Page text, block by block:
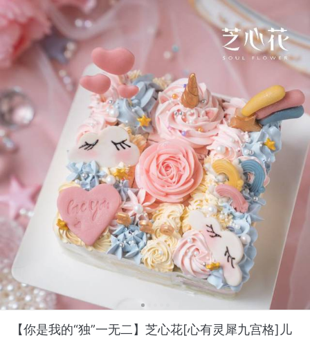
【你是我的“独”一无二】芝心花[心有灵犀九宫格]儿